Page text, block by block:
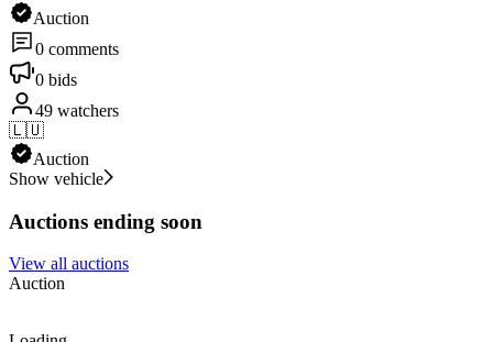
Auction
0 comments
0 bids
49 watchers
🇱🇺
Auction
Show vehicle
Auctions ending soon
View all auctions
Auction